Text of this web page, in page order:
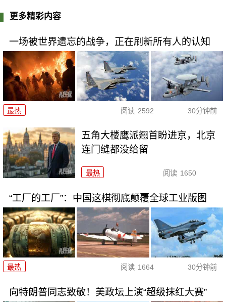
更多精彩内容
一场被世界遗忘的战争，正在刷新所有人的认知
最热 阅读 2592 30分钟前
五角大楼鹰派翘首盼进京，北京
连门缝都没给留
最热 阅读 1650
“工厂的工厂”：中国这棋彻底颠覆全球工业版图
最热 阅读 1664 30分钟前
向特朗普同志致敬！美政坛上演“超级抹红大赛”